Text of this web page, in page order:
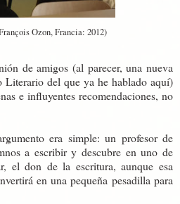
Ozon, Francia: 2012)
de amigos (al parecer, una nueva
del que ya he hablado aquí)
e influyentes recomendaciones, no
era simple: un profesor de
a escribir y descubre en uno de
el don de la escritura, aunque esa
en una pequeña pesadilla para